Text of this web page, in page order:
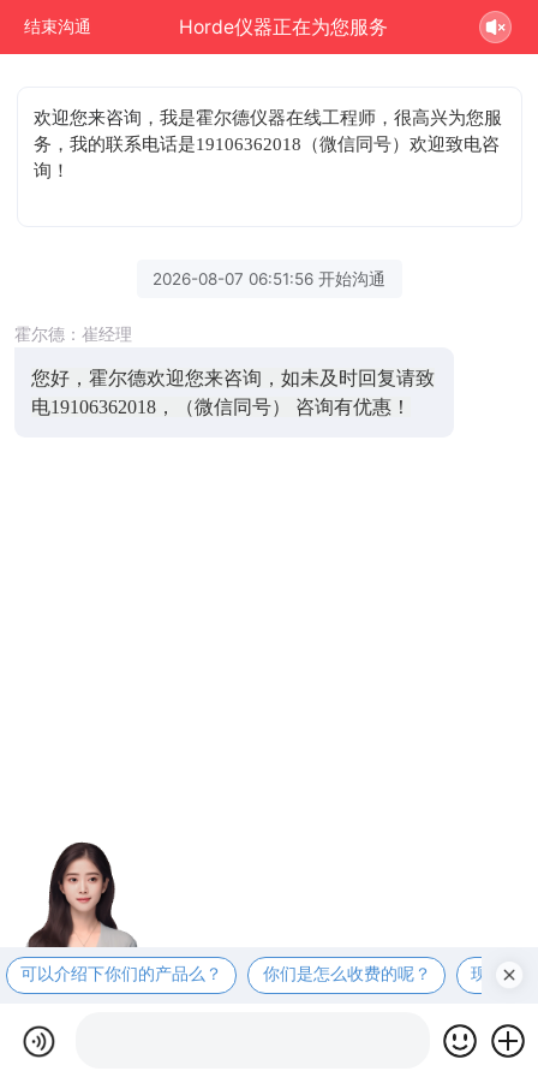
结束沟通 Horde仪器正在为您服务
欢迎您来咨询 ，我是霍尔德仪器在线工程师，很高兴为您服
务，我的联系电话是19106362018（微信同号）欢迎致电咨
询！
2026-08-07 06:51:56 开始沟通
霍尔德：崔经理
您好，霍尔德欢迎您来咨询，如未及时回复请致
电19106362018，（微信同号） 咨询有优惠！
可以介绍下你们的产品么？ 你们是怎么收费的呢？ 现在有